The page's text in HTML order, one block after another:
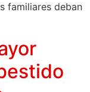
familiares deban